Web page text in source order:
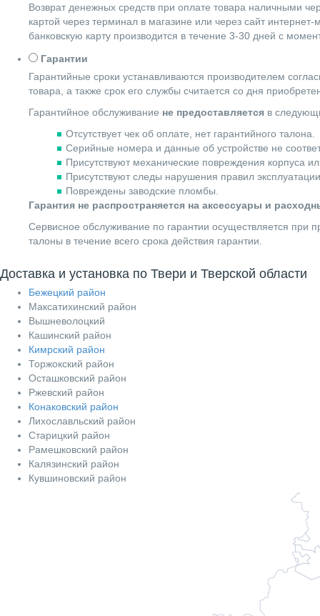
Возврат денежных средств при оплате товара наличными
картой через терминал в магазине или через сайт
банковскую карту производится в течение 3-30 дней с
Гарантии
Гарантийные сроки устанавливаются производителем
товара, а также срок его службы считается со дня
Гарантийное обслуживание не предоставляется в
Отсутствует чек об оплате, нет гарантийного талона.
Серийные номера и данные об устройстве не
Присутствуют механические повреждения корпуса
Присутствуют следы нарушения правил
Повреждены заводские пломбы.
Гарантия не распространяется на аксессуары и
Сервисное обслуживание по гарантии осуществляется при
талоны в течение всего срока действия гарантии.
Доставка и установка по Твери и Тверской области
Бежецкий район
Максатихинский район
Вышневолоцкий
Кашинский район
Кимрский район
Торжокский район
Осташковский район
Ржевский район
Конаковский район
Лихославльский район
Старицкий район
Рамешковский район
Калязинский район
Кувшиновский район